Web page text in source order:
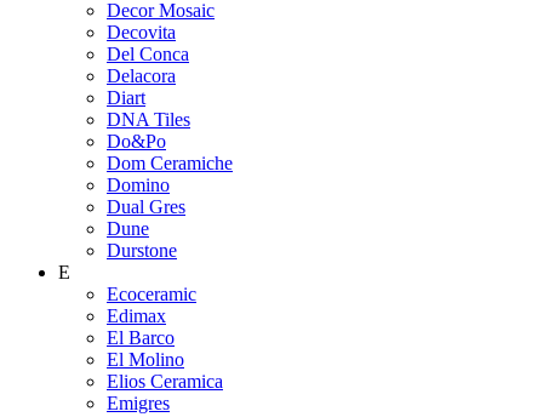
Decor Mosaic
Decovita
Del Conca
Delacora
Diart
DNA Tiles
Do&Po
Dom Ceramiche
Domino
Dual Gres
Dune
Durstone
E
Ecoceramic
Edimax
El Barco
El Molino
Elios Ceramica
Emigres